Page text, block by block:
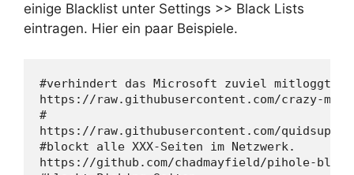
einige Blacklist unter Settings >> Black Lists
eintragen. Hier ein paar Beispiele.
#verhindert das Microsoft zuviel mitloggt
https://raw.githubusercontent.com/crazy-
#
https://raw.githubusercontent.com/quidsup/
#blockt alle XXX-Seiten im Netzwerk.
https://github.com/chadmayfield/pihole-